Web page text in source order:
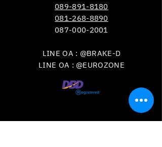
089-891-8180
081-268-8890
087-000-2001
LINE OA : @BRAKE-D
LINE OA : @EUROZONE